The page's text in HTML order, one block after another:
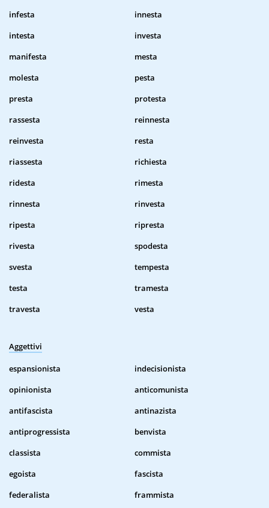
infesta
innesta
intesta
investa
manifesta
mesta
molesta
pesta
presta
protesta
rassesta
reinnesta
reinvesta
resta
riassesta
richiesta
ridesta
rimesta
rinnesta
rinvesta
ripesta
ripresta
rivesta
spodesta
svesta
tempesta
testa
tramesta
travesta
vesta
Aggettivi
espansionista
indecisionista
opinionista
anticomunista
antifascista
antinazista
antiprogressista
benvista
classista
commista
egoista
fascista
federalista
frammista